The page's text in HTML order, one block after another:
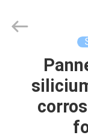
MAISON
Industrial